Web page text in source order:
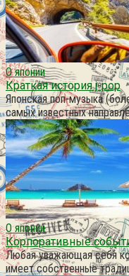
О японии
Краткая история j-pop
Японская поп-музыка
самых известных
О японии
Корпоративные
Любая уважающая себя
имеет собственные